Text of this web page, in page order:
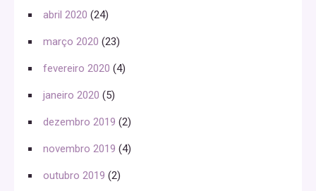
abril 2020 (24)
março 2020 (23)
fevereiro 2020 (4)
janeiro 2020 (5)
dezembro 2019 (2)
novembro 2019 (4)
outubro 2019 (2)